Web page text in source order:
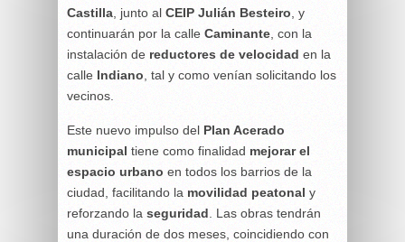
Castilla , junto al CEIP Julián Besteiro , y
continuarán por la calle Caminante , con la
instalación de reductores de velocidad en la
calle Indiano , tal y como venían solicitando los
vecinos.
Este nuevo impulso del Plan Acerado
municipal tiene como finalidad mejorar el
espacio urbano en todos los barrios de la
ciudad, facilitando la movilidad peatonal y
reforzando la seguridad . Las obras tendrán
una duración de dos meses, coincidiendo con